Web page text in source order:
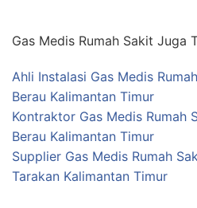
Gas Medis Rumah Sakit Juga
Ahli Instalasi Gas Medis
Berau Kalimantan Timur
Kontraktor Gas Medis Rumah
Berau Kalimantan Timur
Supplier Gas Medis Rumah
Tarakan Kalimantan Timur